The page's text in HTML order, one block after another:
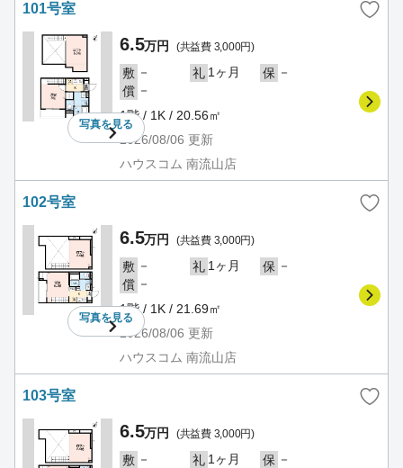
101号室
写真を見る
6.5万円 (共益費 3,000円)
敷 － 礼 1ヶ月 保 －
償 －
1階 / 1K / 20.56㎡
2026/08/06 更新
ハウスコム 南流山店
102号室
写真を見る
6.5万円 (共益費 3,000円)
敷 － 礼 1ヶ月 保 －
償 －
1階 / 1K / 21.69㎡
2026/08/06 更新
ハウスコム 南流山店
103号室
6.5万円 (共益費 3,000円)
敷 － 礼 1ヶ月 保 －